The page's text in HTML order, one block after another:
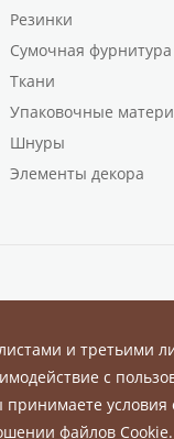
Резинки
Сумочная фурнитура
Ткани
Упаковочные
Шнуры
Элементы декора
и третьими
с
условия
файлов Cookie.